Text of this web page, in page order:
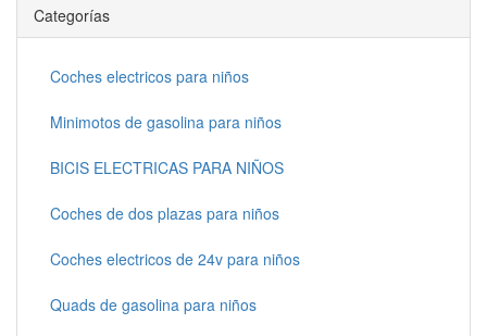
Categorías
Coches electricos para niños
Minimotos de gasolina para niños
BICIS ELECTRICAS PARA NIÑOS
Coches de dos plazas para niños
Coches electricos de 24v para niños
Quads de gasolina para niños